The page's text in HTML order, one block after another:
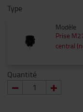
Type
Modèle
Prise
central
Quantité